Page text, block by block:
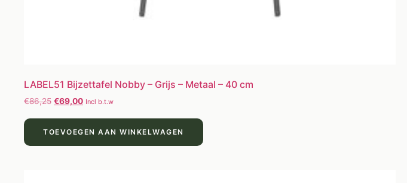
LABEL51 Bijzettafel Nobby – Grijs – Metaal – 40 cm
€86,25 €69,00 Incl b.t.w
TOEVOEGEN AAN WINKELWAGEN